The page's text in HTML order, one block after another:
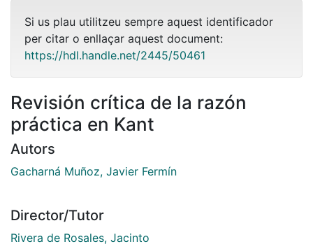
Si us plau utilitzeu sempre aquest identificador
per citar o enllaçar aquest document:
https://hdl.handle.net/2445/50461
Revisión crítica de la razón
práctica en Kant
Autors
Gacharná Muñoz, Javier Fermín
Director/Tutor
Rivera de Rosales, Jacinto